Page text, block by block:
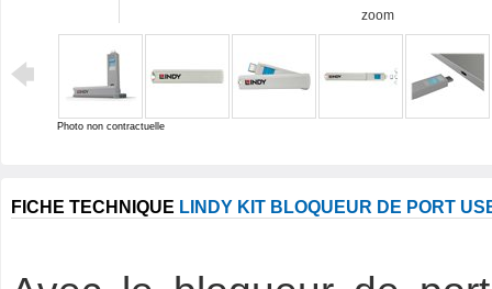
zoom
Photo non contractuelle
FICHE TECHNIQUE LINDY KIT BLOQUEUR DE PORT